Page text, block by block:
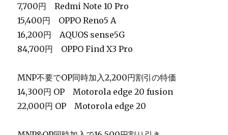
7,700円 Redmi Note 10 Pro
15,400円
OPPO Reno5 A
16,200円 AQUOS sense5G
84,700円 OPPO Find X3 Pro
MNP不要でOP同時加入2,200円割引の特価
14,300円 OP Motorola edge 20 fusion
22,000円 OP Motorola edge 20